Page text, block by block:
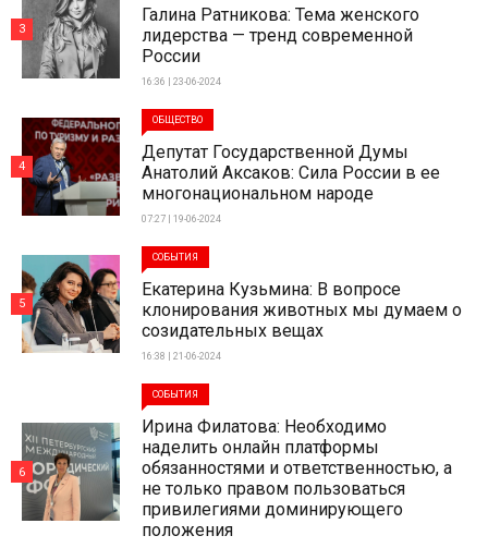
Галина Ратникова: Тема женского
лидерства — тренд современной
России
16:36 | 23-06-2024
3
ОБЩЕСТВО
Депутат Государственной Думы
Анатолий Аксаков: Сила России в ее
многонациональном народе
07:27 | 19-06-2024
4
СОБЫТИЯ
Екатерина Кузьмина: В вопросе
клонирования животных мы думаем о
созидательных вещах
16:38 | 21-06-2024
5
СОБЫТИЯ
Ирина Филатова: Необходимо
наделить онлайн платформы
обязанностями и ответственностью, а
не только правом пользоваться
привилегиями доминирующего
положения
6